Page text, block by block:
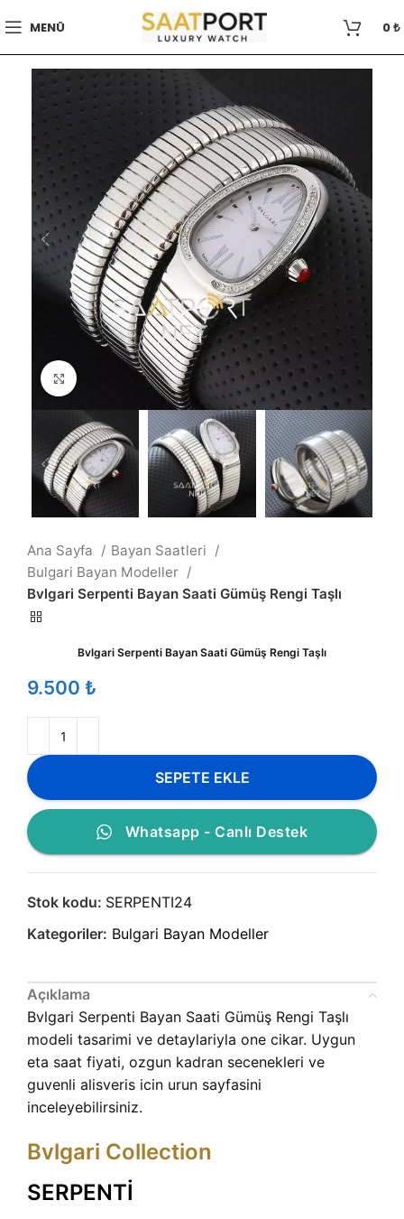
MENÜ 0₺
Büyütmek için tıklayın
Ana Sayfa
Bayan Saatleri
Bulgari Bayan Modeller
Bvlgari Serpenti Bayan Saati Gümüş Rengi Taşlı
Bvlgari Serpenti Bayan Saati Gümüş Rengi Taşlı
₺
SEPETE EKLE
Whatsapp - Canlı Destek
Stok kodu: SERPENTI24
Kategoriler: Bulgari Bayan Modeller
Açıklama
Bvlgari Serpenti Bayan Saati Gümüş Rengi Taşlı
modeli tasarimi ve detaylariyla one cikar. Uygun
eta saat fiyati, ozgun kadran secenekleri ve
guvenli alisveris icin urun sayfasini
inceleyebilirsiniz.
Bvlgari Collection
SERPENTİ